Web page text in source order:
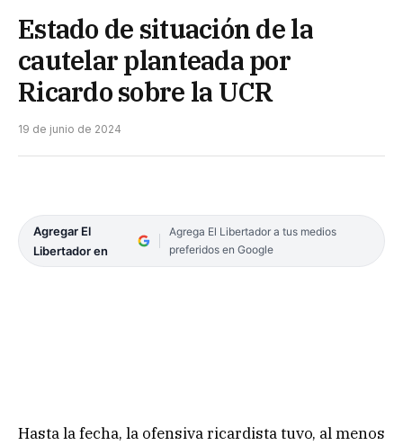
Estado de situación de la
cautelar planteada por
Ricardo sobre la UCR
19 de junio de 2024
Agregar El
Libertador en
Agrega El Libertador a tus medios
preferidos en Google
Hasta la fecha, la ofensiva ricardista tuvo, al menos